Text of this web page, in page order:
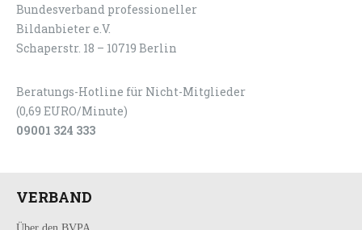
Bundesverband professioneller
Bildanbieter e.V.
Schaperstr. 18 – 10719 Berlin
Beratungs-Hotline für Nicht-Mitglieder
(0,69 EURO/Minute)
09001 324 333
VERBAND